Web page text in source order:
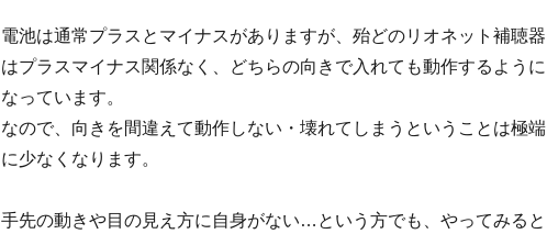
電池は通常プラスとマイナスがありますが、殆どのリオネット補聴器
はプラスマイナス関係なく、どちらの向きで入れても動作するように
なっています。
なので、向きを間違えて動作しない・壊れてしまうということは極端
に少なくなります。
手先の動きや目の見え方に自身がない…という方でも、やってみると